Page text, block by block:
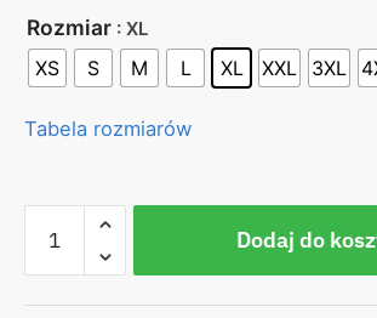
Rozmiar : XL
XS S M L XL XXL 3XL
Tabela rozmiarów
Koszulka
czarna
–
Dodaj do